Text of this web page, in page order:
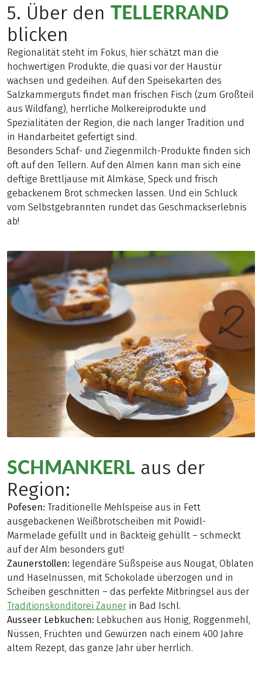
5. Über den TELLERRAND
blicken
Regionalität steht im Fokus, hier schätzt man die
hochwertigen Produkte, die quasi vor der Haustür
wachsen und gedeihen. Auf den Speisekarten des
Salzkammerguts findet man frischen Fisch (zum Großteil
aus Wildfang), herrliche Molkereiprodukte und
Spezialitäten der Region, die nach langer Tradition und
in Handarbeitet gefertigt sind.
Besonders Schaf- und Ziegenmilch-Produkte finden sich
oft auf den Tellern. Auf den Almen kann man sich eine
deftige Brettljause mit Almkäse, Speck und frisch
gebackenem Brot schmecken lassen. Und ein Schluck
vom Selbstgebrannten rundet das Geschmackserlebnis
ab!
SCHMANKERL aus der
Region:
Pofesen: Traditionelle Mehlspeise aus in Fett
ausgebackenen Weißbrotscheiben mit Powidl-
Marmelade gefüllt und in Backteig gehüllt – schmeckt
auf der Alm besonders gut!
Zaunerstollen: legendäre Süßspeise aus Nougat, Oblaten
und Haselnüssen, mit Schokolade überzogen und in
Scheiben geschnitten – das perfekte Mitbringsel aus der
Traditionskonditorei Zauner in Bad Ischl.
Ausseer Lebkuchen: Lebkuchen aus Honig, Roggenmehl,
Nüssen, Früchten und Gewürzen nach einem 400 Jahre
altem Rezept, das ganze Jahr über herrlich.